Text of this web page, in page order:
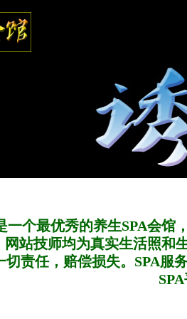
一个最优秀的养生SPA会馆
网站技师均为真实生活照和
切责任，赔偿损失。SPA服